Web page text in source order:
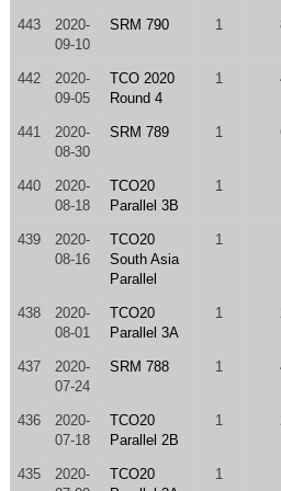
443
2020-
09-10
SRM 790 1
442
2020-
09-05
TCO 2020
Round 4
1
441
2020-
08-30
SRM 789 1
440
2020-
08-18
TCO20
Parallel 3B
1
439
2020-
08-16
TCO20
South Asia
Parallel
1
438
2020-
08-01
TCO20
Parallel 3A
1
437
2020-
07-24
SRM 788 1
436
2020-
07-18
TCO20
Parallel 2B
1
435
2020-
TCO20
1